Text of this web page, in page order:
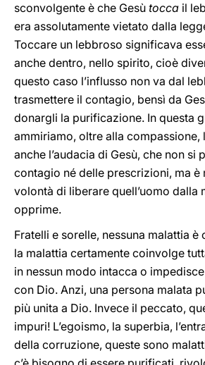
sconvolgente è che Gesù tocca il
era assolutamente vietato dalla
Toccare un lebbroso significava
anche dentro, nello spirito, cioè
questo caso l’influsso non va dal
trasmettere il contagio, bensì da
donargli la purificazione. In questa
ammiriamo, oltre alla compassione,
anche l’audacia di Gesù, che non si
contagio né delle prescrizioni, ma è
volontà di liberare quell’uomo dalla
opprime.
Fratelli e sorelle, nessuna malattia è
la malattia certamente coinvolge
in nessun modo intacca o
con Dio. Anzi, una persona malata
più unita a Dio. Invece il peccato,
impuri! L’egoismo, la superbia,
della corruzione, queste sono